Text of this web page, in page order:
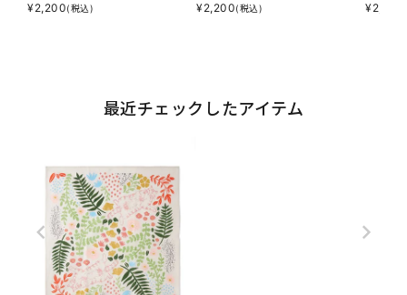
¥2,200(税込)
¥2,200(税込)
¥2,200
最近チェックしたアイテム